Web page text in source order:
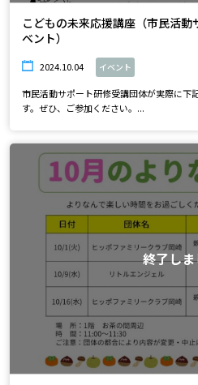
こどもの未来応援講座（市民活
ベント）
2024.10.04 イベント
市民活動サポート研修受講団体が実際に下
す。ぜひ、ご参加ください。...
終了し